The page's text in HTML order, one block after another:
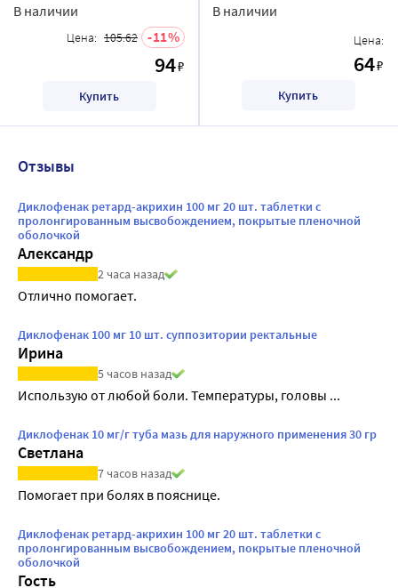
В наличии
Цена: 105.62 11
94₽
Купить
В наличии
Цена:
64₽
Купить
Отзывы
Диклофенак ретард-акрихин 100 мг 20 шт. таблетки с
пролонгированным высвобождением, покрытые пленочной
оболочкой
Александр
2 часа назад
Отлично помогает.
Диклофенак 100 мг 10 шт. суппозитории ректальные
Ирина
5 часов назад
Использую от любой боли. Температуры, головы ...
Диклофенак 10 мг/г туба мазь для наружного применения 30 гр
Светлана
7 часов назад
Помогает при болях в пояснице.
Диклофенак ретард-акрихин 100 мг 20 шт. таблетки с
пролонгированным высвобождением, покрытые пленочной
оболочкой
Гость